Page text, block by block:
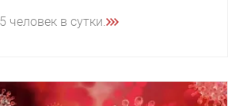
человек в сутки.